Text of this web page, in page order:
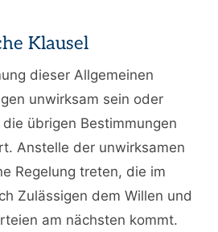
Klausel
dieser Allgemeinen
unwirksam sein oder
übrigen Bestimmungen
Anstelle der unwirksamen
Regelung treten, die im
Zulässigen dem Willen und
am nächsten kommt.